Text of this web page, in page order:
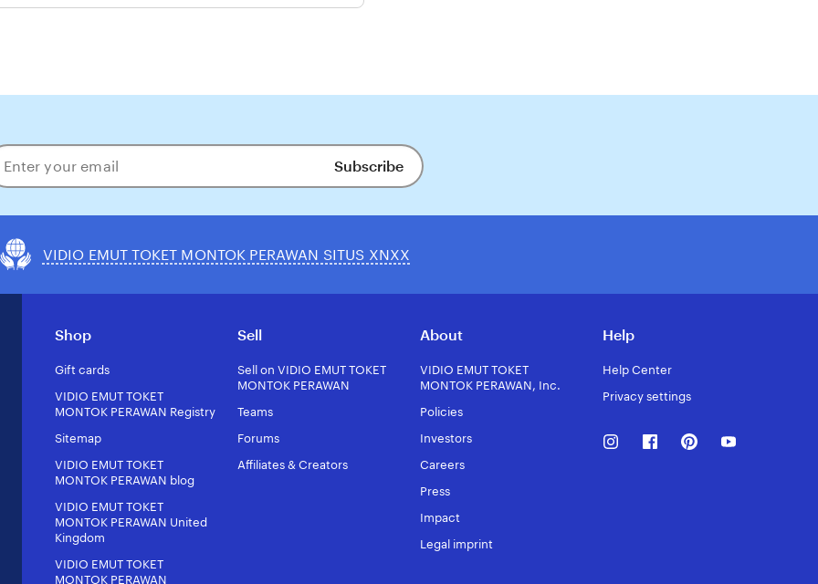
Subscribe
VIDIO EMUT TOKET MONTOK PERAWAN SITUS XNXX
Shop
Gift cards
VIDIO EMUT TOKET
MONTOK PERAWAN Registry
Sitemap
VIDIO EMUT TOKET
MONTOK PERAWAN blog
VIDIO EMUT TOKET
MONTOK PERAWAN United
Kingdom
VIDIO EMUT TOKET
MONTOK PERAWAN
Sell
Sell on VIDIO EMUT TOKET
MONTOK PERAWAN
Teams
Forums
Affiliates & Creators
About
VIDIO EMUT TOKET
MONTOK PERAWAN, Inc.
Policies
Investors
Careers
Press
Impact
Legal imprint
Help
Help Center
Privacy settings
InstagramFacebookPinterest